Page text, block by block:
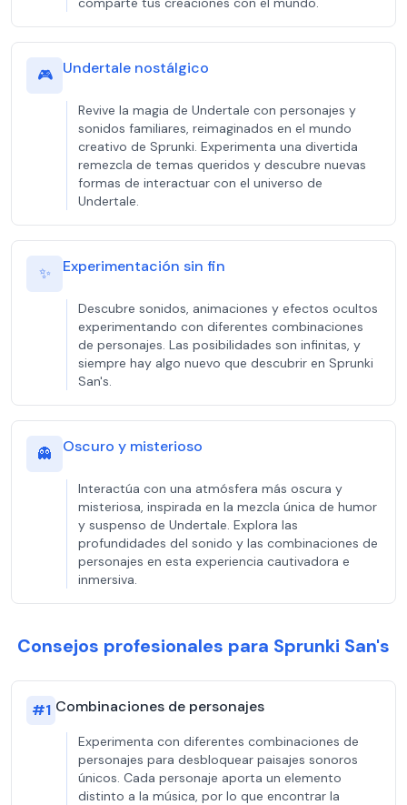
🎮 Undertale nostálgico
Revive la magia de Undertale con personajes y
sonidos familiares, reimaginados en el mundo
creativo de Sprunki. Experimenta una divertida
remezcla de temas queridos y descubre nuevas
formas de interactuar con el universo de
Undertale.
✨ Experimentación sin fin
Descubre sonidos, animaciones y efectos ocultos
experimentando con diferentes combinaciones
de personajes. Las posibilidades son infinitas, y
siempre hay algo nuevo que descubrir en Sprunki
San's.
👻 Oscuro y misterioso
Interactúa con una atmósfera más oscura y
misteriosa, inspirada en la mezcla única de humor
y suspenso de Undertale. Explora las
profundidades del sonido y las combinaciones de
personajes en esta experiencia cautivadora e
inmersiva.
Consejos profesionales para Sprunki San's
#1 Combinaciones de personajes
Experimenta con diferentes combinaciones de
personajes para desbloquear paisajes sonoros
únicos. Cada personaje aporta un elemento
distinto a la música, por lo que encontrar la